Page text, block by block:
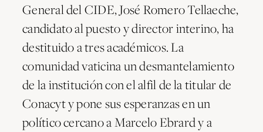
General del CIDE, José Romero Tellaeche,
candidato al puesto y director interino, ha
destituido a tres académicos. La
comunidad vaticina un desmantelamiento
de la institución con el alfil de la titular de
Conacyt y pone sus esperanzas en un
político cercano a Marcelo Ebrard y a